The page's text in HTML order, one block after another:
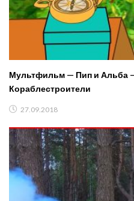
Мультфильм — Пип и Альба
Кораблестроители
27.09.2018